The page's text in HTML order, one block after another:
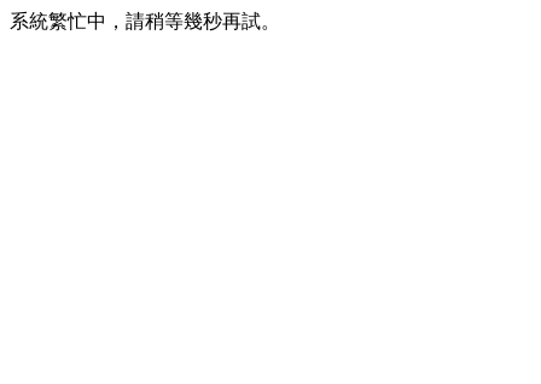
系統繁忙中，請稍等幾秒再試。